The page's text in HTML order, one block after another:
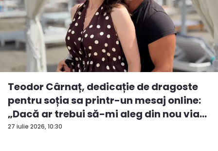
27 iulie 2026, 10:30
Teodor Cârnaț, dedicație de dragoste
pentru soția sa printr-un mesaj online:
„Dacă ar trebui să-mi aleg din nou via...